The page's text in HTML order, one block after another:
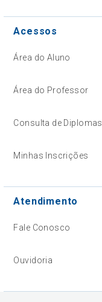
Acessos
Área do Aluno
Área do Professor
Consulta de Diplomas
Minhas Inscrições
Atendimento
Fale Conosco
Ouvidoria